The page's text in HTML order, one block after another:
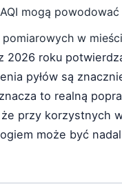
mogą
w
2026 roku
pyłów są
to realną
przy korzystnych
może być